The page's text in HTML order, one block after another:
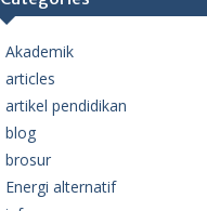
Akademik
articles
artikel pendidikan
blog
brosur
Energi alternatif